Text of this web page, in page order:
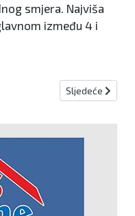
smjera. Najviša
između 4 i
kontrole za 23.12.2019.
Sljedeći
Sljedeće